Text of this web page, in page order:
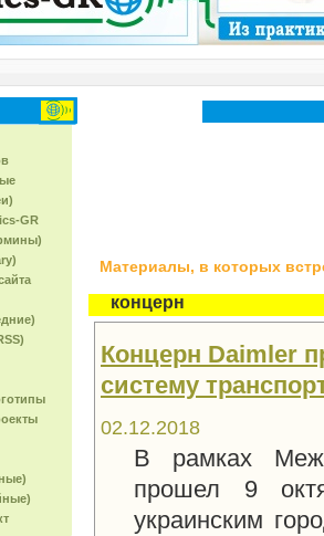
GR
Материалы, в которых
концерн
Концерн Daimler
систему
02.12.2018
В рамках
прошел 9
украинским